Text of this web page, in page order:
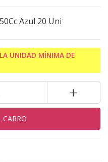
Azul 20 Uni
UNIDAD MÍNIMA DE
+